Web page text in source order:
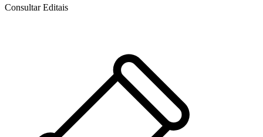
Consultar Editais